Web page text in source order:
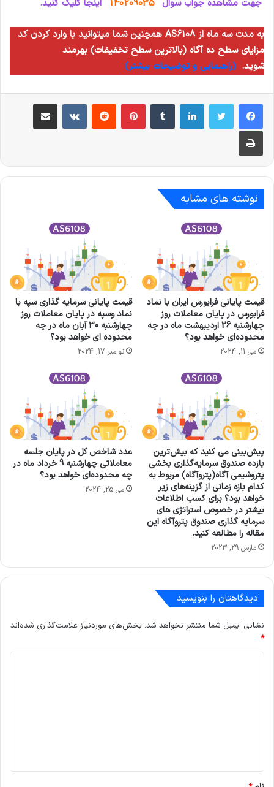
جهت مشاهده جواب سوال 140209035 اینجا کلیک کنید.
همچنین شما میتوانید با وارد کردن کد AS6108 به مدت سه ماه از
مزایای سطح ده آگاه (بالاترین سطح تخفیفات) بهرمند
شوید. (راهنمایی و توضیحات بیشتر)
لینکدین ‫تامبلر ‫پین‌ترست‫رددیت ‫VKontakteاشتراک گذاری از طریق ایمیل
چاپ
نوشته های مشابه
قیمت پایانی فرابورس ایران با نماد
فرابورس در پایان معاملات روز
چهارشنبه 26 اردیبهشت ماه در چه
محدوده‌ای خواهد بود؟
می 11, 2024
قیمت پایانی سرمایه گذاری سپه با
نماد وسپه در پایان معاملات روز
چهارشنبه 30 آبان ماه در چه
محدوده ای خواهد بود؟
نوامبر 17, 2024
پیش‌بینی می کنید که بیش‌ترین
بازده صندوق سرمایه‌گذاری بخشی
پتروشیمی آگاه(پتروآگاه) مربوط به
کدام بازه زمانی از گزینه‌های زیر
خواهد بود؟ برای کسب اطلاعات
بیشتر در خصوص استراتژی های
سرمایه گذاری صندوق پتروآگاه این
مقاله را مطالعه کنید.
مارس 29, 2023
عدد شاخص کل در پایان جلسه
معاملاتی چهارشنبه 9 خرداد ماه در
چه محدوده‌ای خواهد بود؟
می 25, 2024
دیدگاهتان را بنویسید
نشانی ایمیل شما منتشر نخواهد شد. بخش‌های موردنیاز علامت‌گذاری شده‌اند
*
*